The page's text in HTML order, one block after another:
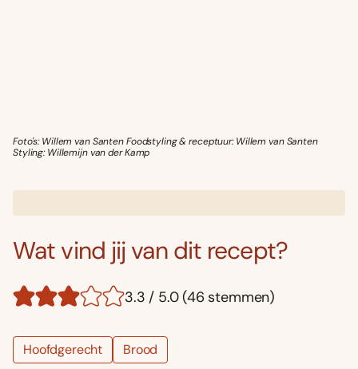
Foto's: Willem van Santen Foodstyling & receptuur: Willem van Santen
Styling: Willemijn van der Kamp
Wat vind jij van dit recept?
3.3 / 5.0 (46 stemmen)
Hoofdgerecht Brood